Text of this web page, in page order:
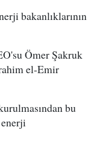
bakanlıklarının
Ömer Şakruk
el-Emir
bu